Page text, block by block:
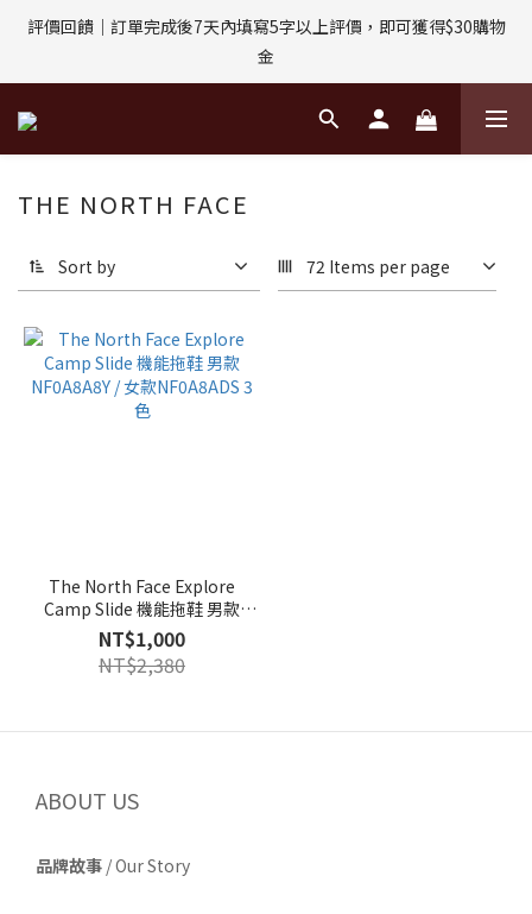
評價回饋｜訂單完成後7天內填寫5字以上評價，即可獲得$30購物
金
評價回饋｜訂單完成後7天內填寫5字以上評價，即可獲得$30購物
金
輸入折扣碼：MP03YYDS｜MP-03享95折優惠
指定付款方式｜即享2%回饋(信用卡、APPLE PAY、LINE PAY)
評價回饋｜訂單完成後7天內填寫5字以上評價，即可獲得$30購物
THE NORTH FACE
Sort by 72 Items per page
The North Face Explore
Camp Slide 機能拖鞋 男款
NF0A8A8Y / 女款NF0A8ADS 3
色
NT$1,000
NT$2,380
ABOUT US
品牌故事 /Our Story